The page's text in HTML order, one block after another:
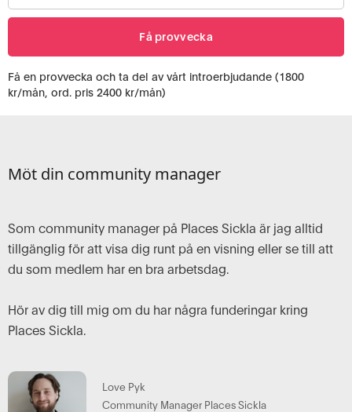
Få en provvecka och ta del av vårt introerbjudande (1800
kr/mån, ord. pris 2400 kr/mån)
Möt din community manager
Som community manager på Places Sickla är jag alltid
tillgänglig för att visa dig runt på en visning eller se till att
du som medlem har en bra arbetsdag.
Hör av dig till mig om du har några funderingar kring
Places Sickla.
Love Pyk
Community Manager Places Sickla